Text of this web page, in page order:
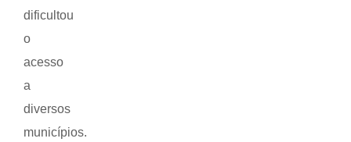
dificultou
o
acesso
a
diversos
municípios.